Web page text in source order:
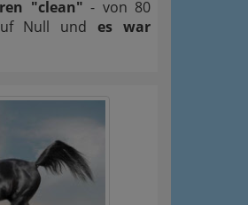
"clean" - von 80
Null undes war